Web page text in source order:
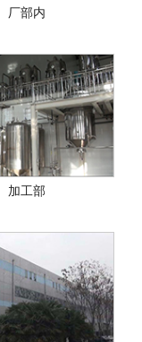
厂部内
加工部